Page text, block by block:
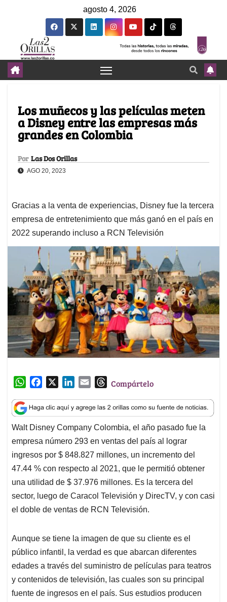
agosto 4, 2026
Los muñecos y las películas meten
a Disney entre las empresas más
grandes en Colombia
Por Las Dos Orillas
AGO 20, 2023
Gracias a la venta de experiencias, Disney fue la tercera
empresa de entretenimiento que más ganó en el país en
2022 superando incluso a RCN Televisión
W
a
t
s
A
p
p
c
e
b
o
o
k
n
k
e
d
I
n
a
i
l
T
r
e
a
d
s
Compártelo
Walt Disney Company Colombia, el año pasado fue la
empresa número 293 en ventas del país al lograr
ingresos por $ 848.827 millones, un incremento del
47.44 % con respecto al 2021, que le permitió obtener
una utilidad de $ 37.976 millones. Es la tercera del
sector, luego de Caracol Televisión y DirecTV, y con casi
el doble de ventas de RCN Televisión.
Aunque se tiene la imagen de que su cliente es el
público infantil, la verdad es que abarcan diferentes
edades a través del suministro de películas para teatros
y contenidos de televisión, las cuales son su principal
fuente de ingresos en el país. Sus estudios producen